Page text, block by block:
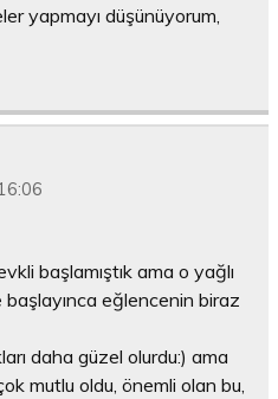
yapmayı düşünüyorum,
başlamıştık ama o yağlı
eğlencenin biraz
daha güzel olurdu:) ama
mutlu oldu, önemli olan bu,